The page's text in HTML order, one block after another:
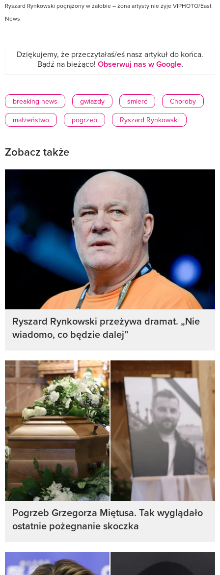
Ryszard Rynkowski pogrążony w żałobie – żona artysty nie żyje VIPHOTO/East
News
Dziękujemy, że przeczytałaś/eś nasz artykuł do końca.
Bądź na bieżąco! Obserwuj nas w Google.
breaking news gwiazdy śmierć
Choroby
małżeństwo
pogrzeb Ryszard Rynkowski
Zobacz także
Ryszard Rynkowski przeżywa dramat. „Nie
wiadomo, co będzie dalej”
Pogrzeb Grzegorza Miętusa. Tak wyglądało
ostatnie pożegnanie skoczka